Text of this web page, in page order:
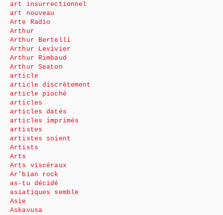
art insurrectionnel
art nouveau
Arte Radio
Arthur
Arthur Bertelli
Arthur Levivier
Arthur Rimbaud
Arthur Seaton
article
article discrètement
article pioché
articles
articles datés
articles imprimés
artistes
artistes soient
Artists
Arts
Arts viscéraux
Ar’bian rock
as-tu décidé
asiatiques semble
Asie
Askavusa